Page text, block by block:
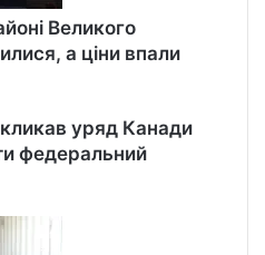
Великого
а ціни впали
уряд Канади
федеральний